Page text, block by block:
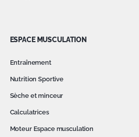
ESPACE MUSCULATION
Entraînement
Nutrition Sportive
Sèche et minceur
Calculatrices
Moteur Espace musculation